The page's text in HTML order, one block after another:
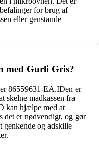
for brug af
eller genstande
med Gurli Gris?
86559631-EA.IDen er
skelne madkassen fra
kan hjælpe med at
det er nødvendigt, og gør
genkende og adskille